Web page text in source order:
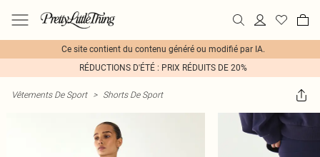
Ce site contient du contenu généré ou modifié par IA.
RÉDUCTIONS D'ÉTÉ : PRIX RÉDUITS DE 20%
Vêtements De Sport > Shorts De Sport